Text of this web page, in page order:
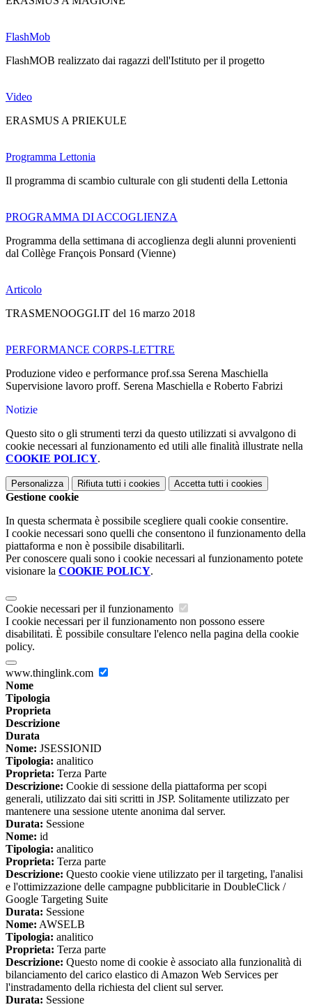
FlashMob
FlashMOB realizzato dai ragazzi dell'Istituto per il progetto
Video
ERASMUS A PRIEKULE
Programma Lettonia
Il programma di scambio culturale con gli studenti della Lettonia
PROGRAMMA DI ACCOGLIENZA
Programma della settimana di accoglienza degli alunni provenienti
dal Collège François Ponsard (Vienne)
Articolo
TRASMENOOGGI.IT del 16 marzo 2018
PERFORMANCE CORPS-LETTRE
Produzione video e performance prof.ssa Serena Maschiella
Supervisione lavoro proff. Serena Maschiella e Roberto Fabrizi
Notizie
Questo sito o gli strumenti terzi da questo utilizzati si avvalgono di
cookie necessari al funzionamento ed utili alle finalità illustrate nella
COOKIE POLICY.
Personalizza Rifiuta tutti i cookies Accetta tutti i cookies
Gestione cookie
In questa schermata è possibile scegliere quali cookie consentire.
I cookie necessari sono quelli che consentono il funzionamento della
piattaforma e non è possibile disabilitarli.
Per conoscere quali sono i cookie necessari al funzionamento potete
visionare la COOKIE POLICY.
Cookie necessari per il funzionamento
I cookie necessari per il funzionamento non possono essere
disabilitati. È possibile consultare l'elenco nella pagina della cookie
policy.
www.thinglink.com
Nome
Tipologia
Proprieta
Descrizione
Durata
Nome: JSESSIONID
Tipologia: analitico
Proprieta: Terza Parte
Descrizione: Cookie di sessione della piattaforma per scopi
generali, utilizzato dai siti scritti in JSP. Solitamente utilizzato per
mantenere una sessione utente anonima dal server.
Durata: Sessione
Nome: id
Tipologia: analitico
Proprieta: Terza parte
Descrizione: Questo cookie viene utilizzato per il targeting, l'analisi
e l'ottimizzazione delle campagne pubblicitarie in DoubleClick /
Google Targeting Suite
Durata: Sessione
Nome: AWSELB
Tipologia: analitico
Proprieta: Terza parte
Descrizione: Questo nome di cookie è associato alla funzionalità di
bilanciamento del carico elastico di Amazon Web Services per
l'instradamento della richiesta del client sul server.
Durata: Sessione